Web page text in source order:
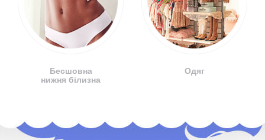
Бесшовна
нижня білизна
Одяг